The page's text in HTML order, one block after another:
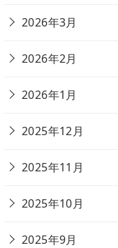
2026年3月
2026年2月
2026年1月
2025年12月
2025年11月
2025年10月
2025年9月